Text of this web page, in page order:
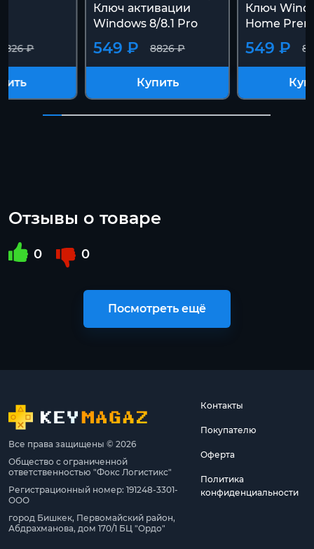
₽
Ключ активации
Windows 8/8.1 Pro
8826 ₽
549 ₽
Купить
Ключ
Home
549 ₽
Отзывы о товаре
0 0
Посмотреть ещё
Все права защищены © 2026
Общество с ограниченной
ответственностью "Фокс Логистикс"
Регистрационный номер: 191248-3301-
ООО
город Бишкек, Первомайский район,
Абдрахманова, дом 170/1 БЦ "Ордо"
Контакты
Покупателю
Оферта
Политика
конфиденциальности